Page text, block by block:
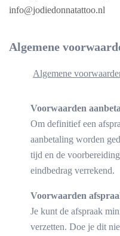
info@jodiedonnatattoo.nl
Algemene
Algemene
Voorwaarden
Om definitief een
aanbetaling worden
tijd en de
eindbedrag verrekend.
Voorwaarden
Je kunt de afspraak
verzetten. Doe je dit